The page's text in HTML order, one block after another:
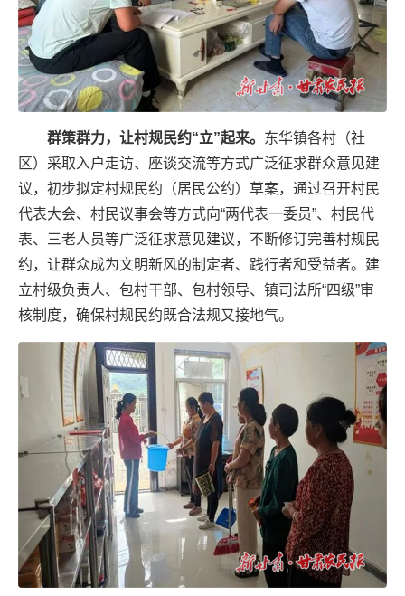
群策群力，让村规民约“立”起来。 东华镇各村（社
区）采取入户走访、座谈交流等方式广泛征求群众意见建
议，初步拟定村规民约（居民公约）草案，通过召开村民
代表大会、村民议事会等方式向“两代表一委员”、村民代
表、三老人员等广泛征求意见建议，不断修订完善村规民
约，让群众成为文明新风的制定者、践行者和受益者。建
立村级负责人、包村干部、包村领导、镇司法所“四级”审
核制度，确保村规民约既合法规又接地气。